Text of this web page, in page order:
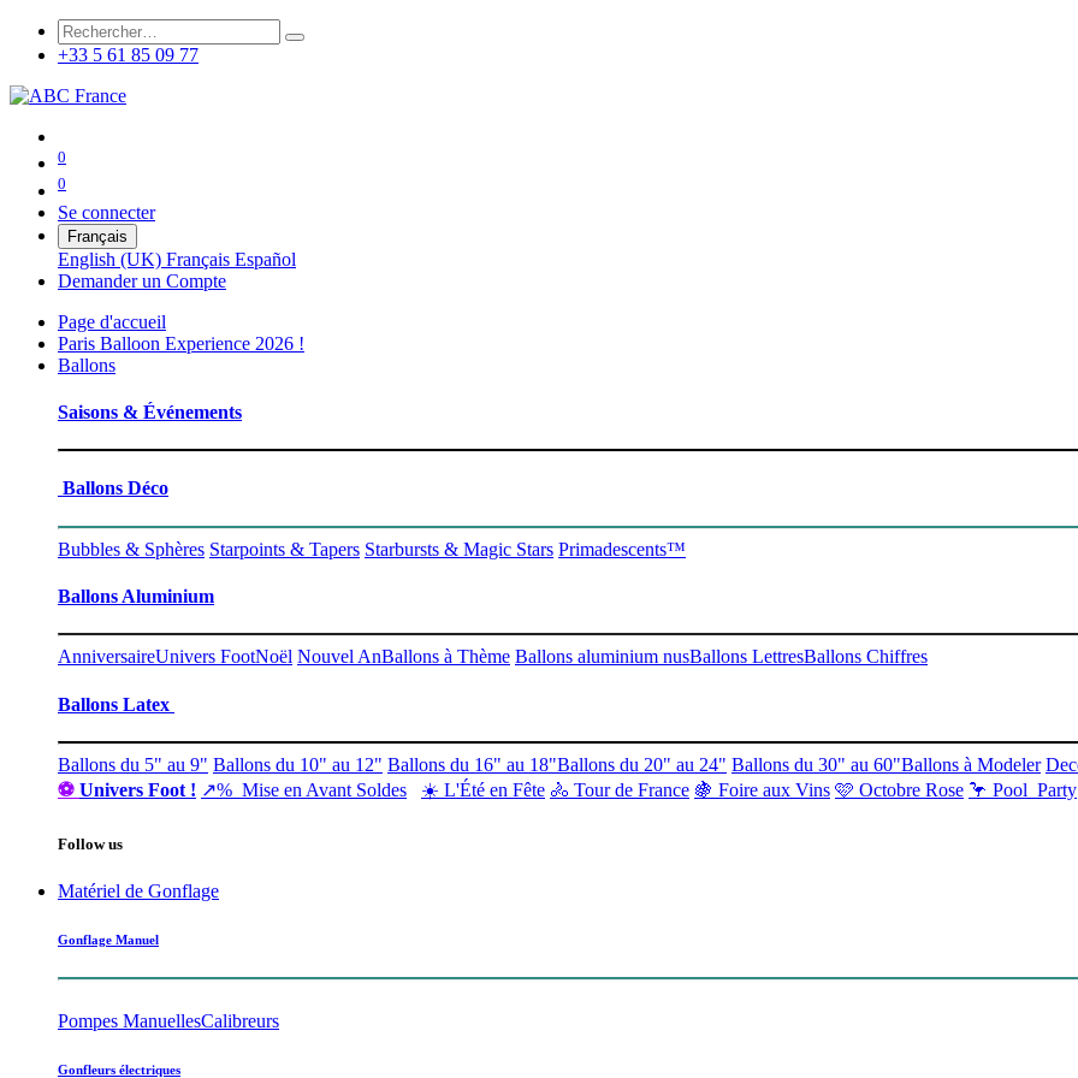
+33 5 61 85 09 77
0
0
Se connecter
Français
English (UK) Français Español
Demander un Compte
Page d'accueil
Paris Balloon Experience 2026 !
Ballons
Saisons & Événements
Ballons Déco
Bubbles & Sphères Starpoints & Tapers Starbursts & Magic Stars Primadescents™
Ballons Aluminium
AnniversaireUnivers FootNoël Nouvel AnBallons à Thème Ballons aluminium nusBallons LettresBallons Chiffres
Ballons Latex
Ballons du 5" au 9" Ballons du 10" au 12" Ballons du 16" au 18"Ballons du 20" au 24" Ballons du 30" au 60"Ballons à Modeler
⚽ Univers ​Foot ! ↗% Mise en Avant Soldes ☀️ L'Été en Fête 🚴 Tour de France 🍇 Foire aux Vins 🩷 Octobre Rose 🦩 Pool Party
Follow us
Matériel de Gonflage
Gonflage Manuel
Pompes ManuellesCalibreurs
Gonfleurs électriques